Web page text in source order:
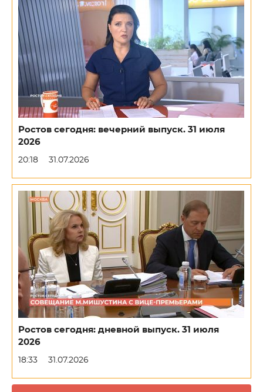
Ростов сегодня: вечерний выпуск. 31 июля
2026
20:18 31.07.2026
Ростов сегодня: дневной выпуск. 31 июля
2026
18:33 31.07.2026